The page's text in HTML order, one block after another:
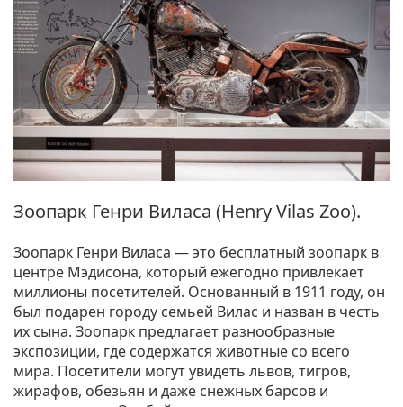
Зоопарк Генри Виласа (Henry Vilas Zoo).
Зоопарк Генри Виласа — это бесплатный зоопарк в
центре Мэдисона, который ежегодно привлекает
миллионы посетителей. Основанный в 1911 году, он
был подарен городу семьей Вилас и назван в честь
их сына. Зоопарк предлагает разнообразные
экспозиции, где содержатся животные со всего
мира. Посетители могут увидеть львов, тигров,
жирафов, обезьян и даже снежных барсов и